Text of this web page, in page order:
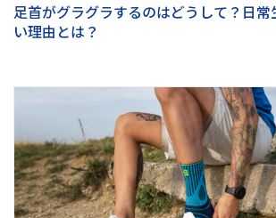
足首がグラグラするのはどうして？日
い理由とは？